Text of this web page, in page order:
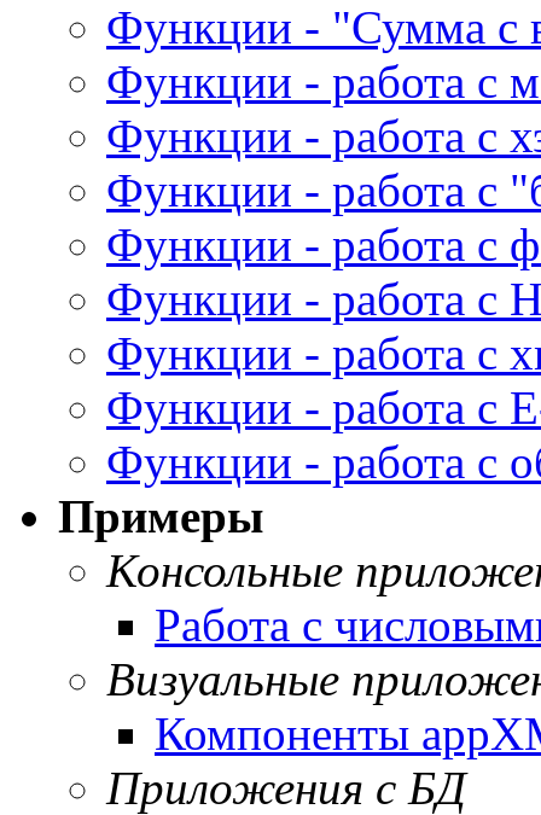
Функции - "Сумма с
Функции - работа с
Функции - работа с
Функции - работа с
Функции - работа с
Функции - работа с
Функции - работа с
Функции - работа с
Функции - работа с
Примеры
Консольные
Работа с
Визуальные
Компоненты
Приложения с БД